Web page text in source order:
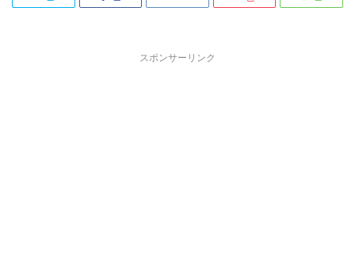
スポンサーリンク